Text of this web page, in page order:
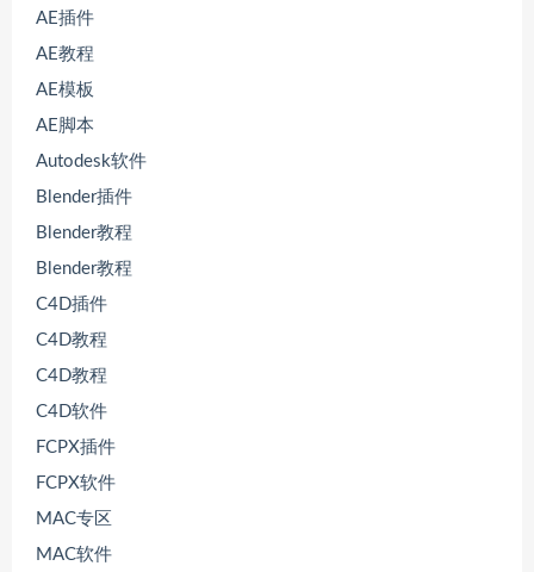
AE插件
AE教程
AE模板
AE脚本
Autodesk软件
Blender插件
Blender教程
Blender教程
C4D插件
C4D教程
C4D教程
C4D软件
FCPX插件
FCPX软件
MAC专区
MAC软件